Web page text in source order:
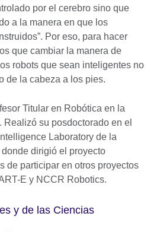
por el cerebro sino que
a la manera en que los
Por eso, para hacer
que cambiar la manera de
robots que sean inteligentes no
de la cabeza a los pies.
Titular en Robótica en la
su posdoctorado en el
Laboratory de la
dirigió el proyecto
de participar en otros proyectos
E y NCCR Robotics.
y de las Ciencias